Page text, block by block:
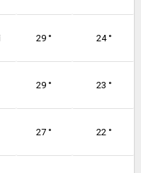
29 ° 24 °
29 ° 23 °
27 ° 22 °